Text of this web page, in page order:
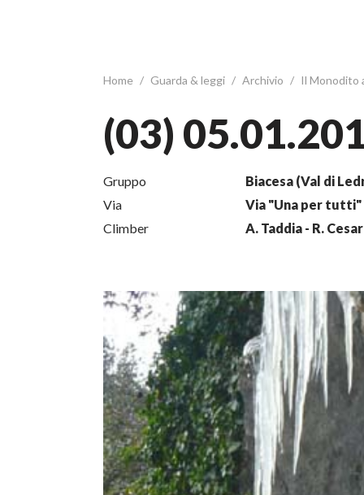
Home / Guarda & leggi / Archivio / Il Monodito
(03)
Gruppo
Biacesa (Val di
Via
Via "Una per tutti"
Climber
A. Taddia - R.